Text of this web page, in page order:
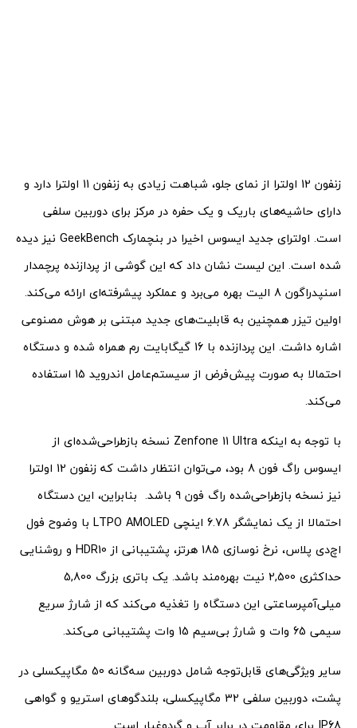
زنفون 12 اولترا از نمای جلو، شباهت زیادی به زنفون 11 اولترا دارد و
دارای حاشیه‌های باریک و یک حفره در مرکز برای دوربین سلفی
است. اولترای جدید ایسوس اخیرا در بنچمارک GeekBench نیز دیده
شده است. این لیست نشان داد که این گوشی از پردازنده پرچمدار
اسنپدراگون 8 الیت بهره می‌برد و عملکرد پیشرفته‌ای ارائه می‌کند.
اولین تیزر همچنین به قابلیت‌های جدید مبتنی بر هوش مصنوعی
اشاره داشت. این پردازنده با 16 گیگابایت رم همراه شده و دستگاه
احتمالا به صورت پیش‌فرض از سیستم‌عامل اندروید 15 استفاده
می‌کند.
با توجه به اینکه Zenfone 11 Ultra نسخه بازطراحی‌شده‌ای از
ایسوس راگ فون 8 بود، می‌توان انتظار داشت که زنفون 12 اولترا
نیز نسخه بازطراحی‌شده راگ فون 9 باشد. بنابراین، این دستگاه
احتمالا از یک نمایشگر 6.78 اینچی LTPO AMOLED با وضوح فول
ا‌چ‌دی پلاس، نرخ نوسازی 185 هرتز، پشتیبانی از HDR10 و روشنایی
حداکثری 2,500 نیت بهره‌مند باشد. یک باتری بزرگ 5,800
میلی‌آمپرساعتی این دستگاه را تغذیه می‌کند که از شارژ سریع
سیمی 65 وات و شارژ بی‌سیم 15 وات پشتیبانی می‌کند.
سایر ویژگی‌های قابل‌توجه شامل دوربین سه‌گانه 50 مگاپیکسلی در
پشت، دوربین سلفی 32 مگاپیکسلی، بلندگوهای استریو و گواهی